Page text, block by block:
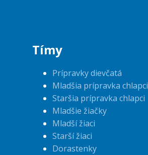
Tímy
Prípravky dievčatá
Mladšia prípravka chlapci
Staršia prípravka chlapci
Mladšie žiačky
Mladší žiaci
Starší žiaci
Dorastenky